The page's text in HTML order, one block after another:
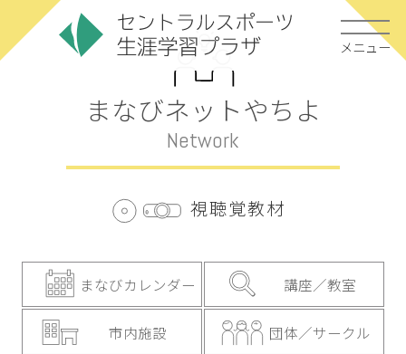
メニュー
まなびネットやちよ
Network
視聴覚教材
まなびカレンダー 講座／教室
市内施設 団体／サークル